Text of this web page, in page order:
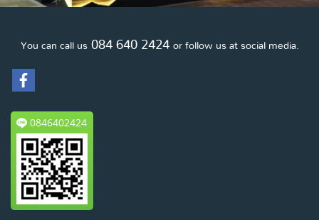
You can call us084 640 2424 or follow us at social media.
0846402424